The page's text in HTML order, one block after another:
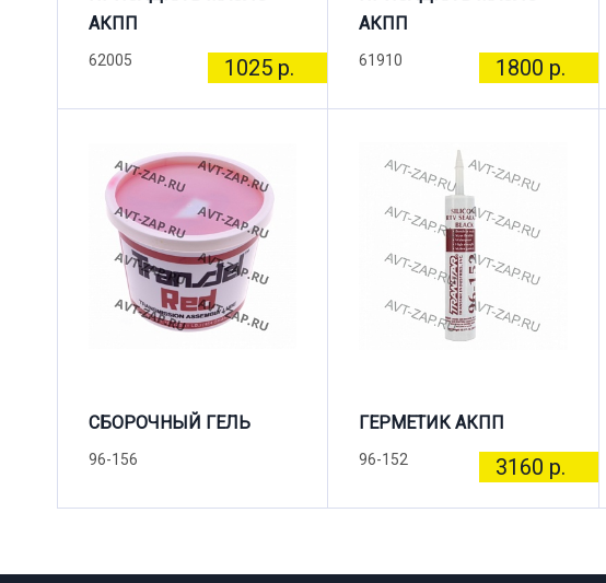
АКПП
62005 1025 р.
АКПП
61910 1800 р.
СБОРОЧНЫЙ ГЕЛЬ
96-156
ГЕРМЕТИК АКПП
96-152 3160 р.